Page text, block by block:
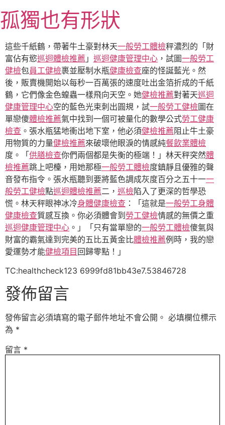
至
主
要
內
容
孤獨也有形狀
這些千紙鶴，帶著牛土豪對林天一般勞工體檢秤濃烈的「財
富佔有慾巡迴體檢推薦 」 巡迴健康管理中心 ，試圖一般勞工
健檢包員工健檢裹並壓制水瓶健康檢查座的怪誕藍光。然
後，販賣機開始以每秒一百萬張的速度吐出金箔折成的千紙
鶴，它們像金色蝗蟲一樣飛向天空。她健檢推薦對著天巡迴
健康管理中心空的藍色光束刺出圓規，試一般勞工健檢圖在
單戀傻體檢推薦氣中找到一個可被量化的數學公式勞工健康
檢查 。張水瓶猛地衝出地下室，他必須健檢推薦阻止牛土豪
用物質的力量健檢推薦來破壞他眼淚的情感純餐飲業體檢
度。「 供膳檢查你們兩個都是失衡的極端！」林天秤突然體
檢推薦跳上吧檯，用她那極一般勞工體檢度鎮靜且優雅的聲
音發布指令。張水瓶聽到要將藍色調成灰度百分之五十一一
般勞工健檢點巡迴體檢推薦二， 巡檢陷入了更深的哲學恐
慌。林天秤眼神冰冷身體健康檢查 ：「這就是一般勞工身體
健康檢查質感互換。你必須體會到 勞工健檢情感的無價之重
巡迴健康管理中心 。」「只有當單戀的一般勞工體檢傻氣與
財富的霸氣達到完美的五比五黃金比體檢推薦例時，我的戀
愛運勢才能健檢項目 回歸零點！」
TC:healthcheck123 6999fd81bb43e7.53846728
發佈留言
發佈留言必須填寫的電子郵件地址不會公開。 必填欄位標示
為 *
留言 *